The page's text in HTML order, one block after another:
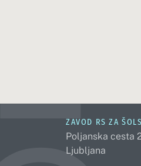
ZAVOD RS ZA
Poljanska cesta
Ljubljana